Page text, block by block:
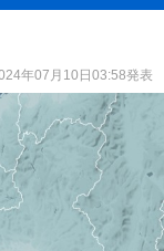
年07月10日03:58発表